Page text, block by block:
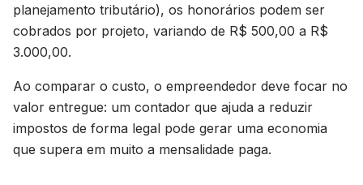
planejamento tributário), os honorários podem ser
cobrados por projeto, variando de R$ 500,00 a R$
3.000,00.
Ao comparar o custo, o empreendedor deve focar no
valor entregue: um contador que ajuda a reduzir
impostos de forma legal pode gerar uma economia
que supera em muito a mensalidade paga.